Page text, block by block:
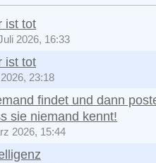
ist tot
2026, 16:33
ist tot
23:18
findet und dann
sie niemand kennt!
2026, 15:44